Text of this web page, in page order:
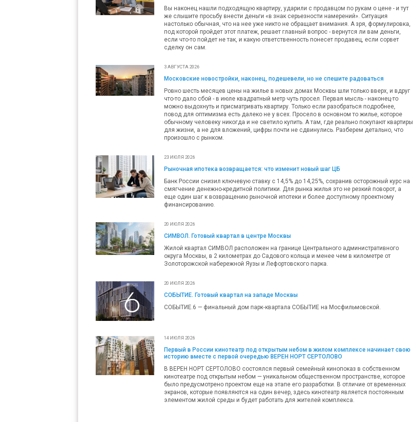
Вы наконец нашли подходящую квартиру, ударили с продавцом по рукам о цене - и тут
же слышите просьбу внести деньги «в знак серьезности намерений». Ситуация
настолько обычная, что на нее уже никто не обращает внимания. А зря, формулировка,
под которой пройдет этот платеж, решает главный вопрос - вернутся ли вам деньги,
если что-то пойдет не так, и какую ответственность понесет продавец, если сорвет
сделку он сам.
3 АВГУСТА 2026
Московские новостройки, наконец, подешевели, но не спешите радоваться
Ровно шесть месяцев цены на жилье в новых домах Москвы шли только вверх, и вдруг
что-то дало сбой - в июле квадратный метр чуть просел. Первая мысль - наконец-то
можно выдохнуть и присматривать квартиру. Только если разобраться подробнее,
повод для оптимизма есть далеко не у всех. Просело в основном то жилье, которое
обычному человеку никогда и не светило купить. А там, где реально покупают квартиры
для жизни, а не для вложений, цифры почти не сдвинулись. Разберем детально, что
произошло с рынком.
23 ИЮЛЯ 2026
Рыночная ипотека возвращается: что изменит новый шаг ЦБ
Банк России снизил ключевую ставку с 14,5% до 14,25%, сохранив осторожный курс на
смягчение денежно-кредитной политики. Для рынка жилья это не резкий поворот, а
еще один шаг к возвращению рыночной ипотеки и более доступному проектному
финансированию.
20 ИЮЛЯ 2026
СИМВОЛ. Готовый квартал в центре Москвы
Жилой квартал СИМВОЛ расположен на границе Центрального административного
округа Москвы, в 2 километрах до Садового кольца и менее чем в километре от
Золоторожской набережной Яузы и Лефортовского парка.
20 ИЮЛЯ 2026
СОБЫТИЕ. Готовый квартал на западе Москвы
СОБЫТИЕ.6 — финальный дом парк‑квартала СОБЫТИЕ на Мосфильмовской.
14 ИЮЛЯ 2026
Первый в России кинотеатр под открытым небом в жилом комплексе начинает свою
историю вместе с первой очередью ВЕРЕН НОРТ СЕРТОЛОВО
В ВЕРЕН НОРТ СЕРТОЛОВО состоялся первый семейный кинопоказ в собственном
кинотеатре под открытым небом — уникальном общественном пространстве, которое
было предусмотрено проектом еще на этапе его разработки. В отличие от временных
экранов, которые появляются на один вечер, здесь кинотеатр является постоянным
элементом жилой среды и будет работать для жителей комплекса.